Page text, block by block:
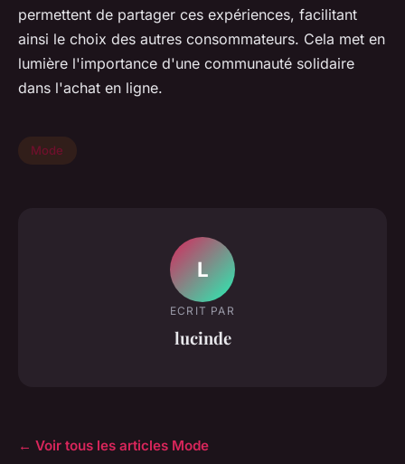
permettent de partager ces expériences, facilitant
ainsi le choix des autres consommateurs. Cela met en
lumière l'importance d'une communauté solidaire
dans l'achat en ligne.
Mode
L
ECRIT PAR
lucinde
← Voir tous les articles Mode